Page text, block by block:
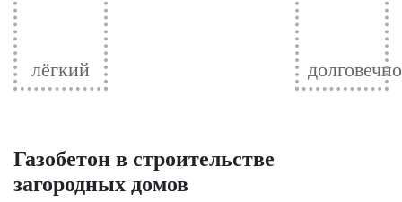
лёгкий
Газобетон в строительстве
загородных домов